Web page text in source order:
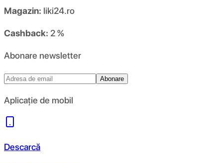
Magazin: liki24.ro
Cashback: 2 %
Abonare newsletter
Abonare
Aplicație de mobil
Descarcă